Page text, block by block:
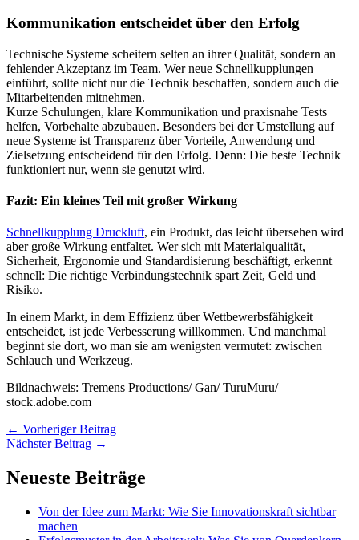
Kommunikation entscheidet über den Erfolg
Technische Systeme scheitern selten an ihrer Qualität, sondern an
fehlender Akzeptanz im Team. Wer neue Schnellkupplungen
einführt, sollte nicht nur die Technik beschaffen, sondern auch die
Mitarbeitenden mitnehmen.
Kurze Schulungen, klare Kommunikation und praxisnahe Tests
helfen, Vorbehalte abzubauen. Besonders bei der Umstellung auf
neue Systeme ist Transparenz über Vorteile, Anwendung und
Zielsetzung entscheidend für den Erfolg. Denn: Die beste Technik
funktioniert nur, wenn sie genutzt wird.
Fazit: Ein kleines Teil mit großer Wirkung
Schnellkupplung Druckluft, ein Produkt, das leicht übersehen wird
aber große Wirkung entfaltet. Wer sich mit Materialqualität,
Sicherheit, Ergonomie und Standardisierung beschäftigt, erkennt
schnell: Die richtige Verbindungstechnik spart Zeit, Geld und
Risiko.
In einem Markt, in dem Effizienz über Wettbewerbsfähigkeit
entscheidet, ist jede Verbesserung willkommen. Und manchmal
beginnt sie dort, wo man sie am wenigsten vermutet: zwischen
Schlauch und Werkzeug.
Bildnachweis: Tremens Productions/ Gan/ TuruMuru/
stock.adobe.com
← Vorheriger Beitrag
Nächster Beitrag →
Neueste Beiträge
Von der Idee zum Markt: Wie Sie Innovationskraft sichtbar
machen